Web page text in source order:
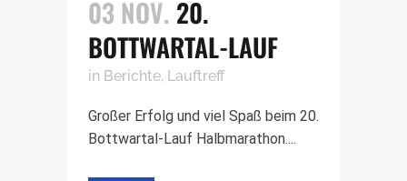
03 NOV. 20.
BOTTWARTAL-LAUF
in Berichte, Lauftreff
Großer Erfolg und viel Spaß beim 20.
Bottwartal-Lauf Halbmarathon....